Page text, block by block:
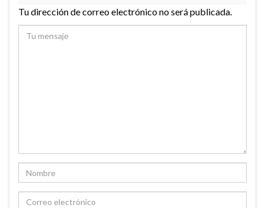
Tu dirección de correo electrónico no será publicada.